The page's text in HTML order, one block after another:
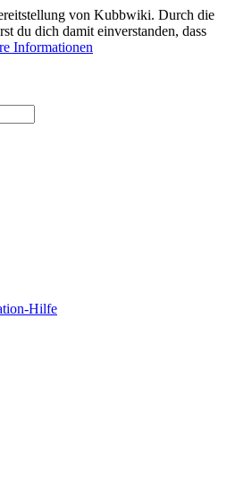
von Kubbwiki. Durch die
du dich damit einverstanden, dass
Informationen
Hilfe